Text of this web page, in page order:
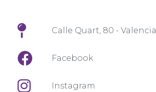
Calle Quart, 80 - Valencia
Facebook
Instagram